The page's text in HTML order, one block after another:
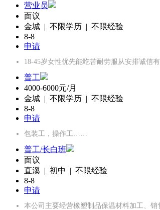
营业员
面议
金城 | 不限学历 | 不限经验
8-8
申请
18-45岁女性优先能吃苦耐劳服从安排诚信
普工
4000-6000元/月
金城 | 不限学历 | 不限经验
8-8
申请
包装工，操作工……
普工/长白班
面议
直溪 | 初中 | 不限经验
8-8
申请
本公司主要经营橡塑制品保温材料加工、